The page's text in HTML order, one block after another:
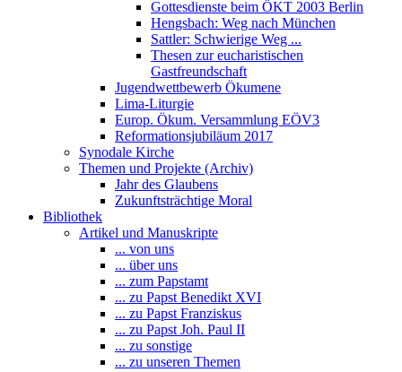
Gottesdienste beim ÖKT 2003 Berlin
Hengsbach: Weg nach München
Sattler: Schwierige Weg ...
Thesen zur eucharistischen
Gastfreundschaft
Jugendwettbewerb Ökumene
Lima-Liturgie
Europ. Ökum. Versammlung EÖV3
Reformationsjubiläum 2017
Synodale Kirche
Themen und Projekte (Archiv)
Jahr des Glaubens
Zukunftsträchtige Moral
Bibliothek
Artikel und Manuskripte
... von uns
... über uns
... zum Papstamt
... zu Papst Benedikt XVI
... zu Papst Franziskus
... zu Papst Joh. Paul II
... zu sonstige
... zu unseren Themen